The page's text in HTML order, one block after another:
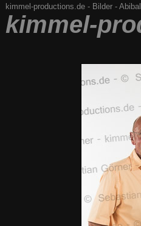
kimmel-productions.de - Bilder -
kimmel-